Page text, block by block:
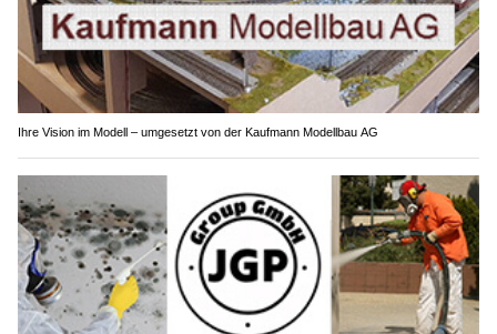
Ihre Vision im Modell – umgesetzt von der Kaufmann Modellbau AG